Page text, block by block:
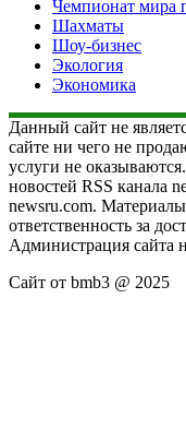
Чемпионат мира
Шахматы
Шоу-бизнес
Экология
Экономика
Данный сайт не
сайте ни чего не
услуги не
новостей RSS канала
newsru.com.
ответственность за
Администрация сайта
Сайт от bmb3 @ 2025